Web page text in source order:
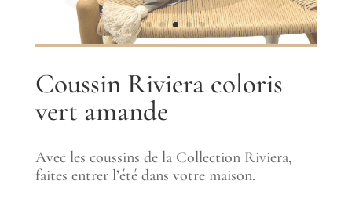
Coussin Riviera coloris
vert amande
Avec les coussins de la Collection Riviera,
faites entrer l’été dans votre maison.